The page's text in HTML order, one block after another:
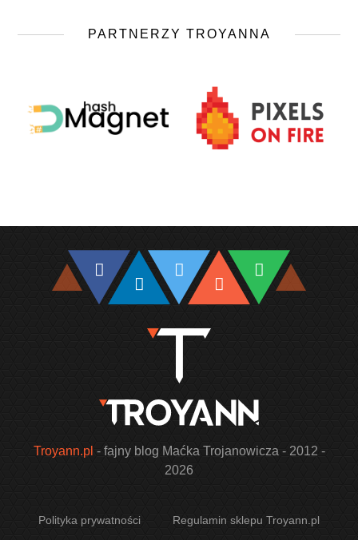
PARTNERZY TROYANNA
Troyann.pl - fajny blog Maćka Trojanowicza - 2012 -
2026
Polityka prywatności Regulamin sklepu Troyann.pl